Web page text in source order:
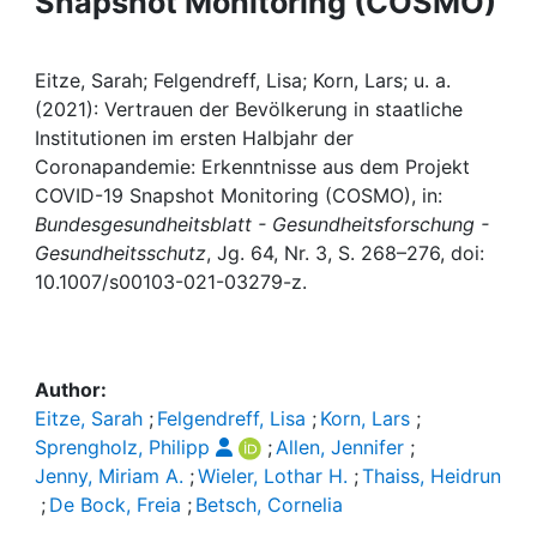
Help
Eitze, Sarah; Felgendreff, Lisa; Korn, Lars; u. a.
(2021): Vertrauen der Bevölkerung in staatliche
Institutionen im ersten Halbjahr der
Coronapandemie: Erkenntnisse aus dem Projekt
COVID-19 Snapshot Monitoring (COSMO), in:
Bundesgesundheitsblatt - Gesundheitsforschung -
Gesundheitsschutz, Jg. 64, Nr. 3, S. 268–276, doi:
10.1007/s00103-021-03279-z.
Author:
Eitze, Sarah ; Felgendreff, Lisa ; Korn, Lars ;
Sprengholz, Philipp
;Allen, Jennifer;
Jenny, Miriam A. ;Wieler, Lothar H. ;Thaiss, Heidrun
; De Bock, Freia ; Betsch, Cornelia